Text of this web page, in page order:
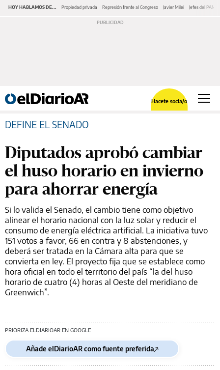
HOY HABLAMOS DE... Propiedad privada Represión frente al Congreso Javier Milei Jefes del PAMI
Hacete socia/o
DEFINE EL SENADO
Diputados aprobó cambiar
el huso horario en invierno
para ahorrar energía
Si lo valida el Senado, el cambio tiene como objetivo
alinear el horario nacional con la luz solar y reducir el
consumo de energía eléctrica artificial. La iniciativa tuvo
151 votos a favor, 66 en contra y 8 abstenciones, y
deberá ser tratada en la Cámara alta para que se
convierta en ley. El proyecto fija que se establece como
hora oficial en todo el territorio del país “la del huso
horario de cuatro (4) horas al Oeste del meridiano de
Greenwich”.
PRIORIZA ELDIARIOAR EN GOOGLE
Añade elDiarioAR como fuente preferida